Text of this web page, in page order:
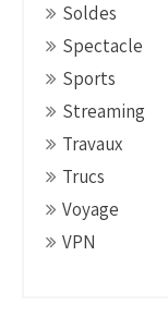
Soldes
Spectacle
Sports
Streaming
Travaux
Trucs
Voyage
VPN